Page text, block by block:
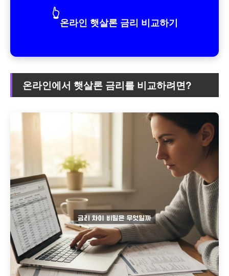
👆
온라인 햇살론 금리 비교하기
온라인에서 햇살론 금리를 비교하려면?